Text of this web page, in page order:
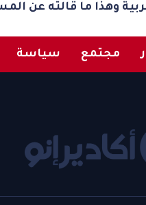
وهذا ما قالته عن
مجتمع سياسة